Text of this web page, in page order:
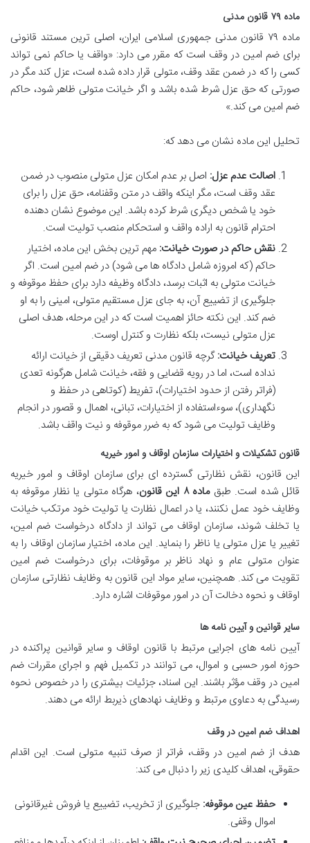
ماده ۷۹ قانون مدنی
ماده ۷۹ قانون مدنی جمهوری اسلامی ایران، اصلی ترین مستند قانونی
برای ضم امین در وقف است که مقرر می دارد: «واقف یا حاکم نمی تواند
کسی را که در ضمن عقد وقف، متولی قرار داده شده است، عزل کند مگر در
صورتی که حق عزل شرط شده باشد و اگر خیانت متولی ظاهر شود، حاکم
ضم امین می کند.»
تحلیل این ماده نشان می دهد که:
اصالت عدم عزل: اصل بر عدم امکان عزل متولی منصوب در ضمن
عقد وقف است، مگر اینکه واقف در متن وقفنامه، حق عزل را برای
خود یا شخص دیگری شرط کرده باشد. این موضوع نشان دهنده
احترام قانون به اراده واقف و استحکام منصب تولیت است.
نقش حاکم در صورت خیانت: مهم ترین بخش این ماده، اختیار
حاکم (که امروزه شامل دادگاه ها می شود) در ضم امین است. اگر
خیانت متولی به اثبات برسد، دادگاه وظیفه دارد برای حفظ موقوفه و
جلوگیری از تضییع آن، به جای عزل مستقیم متولی، امینی را به او
ضم کند. این نکته حائز اهمیت است که در این مرحله، هدف اصلی
عزل متولی نیست، بلکه نظارت و کنترل اوست.
تعریف خیانت:گرچه قانون مدنی تعریف دقیقی از خیانت ارائه
نداده است، اما در رویه قضایی و فقه، خیانت شامل هرگونه تعدی
(فراتر رفتن از حدود اختیارات)، تفریط (کوتاهی در حفظ و
نگهداری)، سوءاستفاده از اختیارات، تبانی، اهمال و قصور در انجام
وظایف تولیت می شود که به ضرر موقوفه و نیت واقف باشد.
قانون تشکیلات و اختیارات سازمان اوقاف و امور خیریه
این قانون، نقش نظارتی گسترده ای برای سازمان اوقاف و امور خیریه
قائل شده است. طبقماده ۸ این قانون
، هرگاه متولی یا نظار موقوفه به
وظایف خود عمل نکنند، یا در اعمال نظارت یا تولیت خود مرتکب خیانت
یا تخلف شوند، سازمان اوقاف می تواند از دادگاه درخواست ضم امین،
تغییر یا عزل متولی یا ناظر را بنماید. این ماده، اختیار سازمان اوقاف را به
عنوان متولی عام و نهاد ناظر بر موقوفات، برای درخواست ضم امین
تقویت می کند. همچنین، سایر مواد این قانون به وظایف نظارتی سازمان
اوقاف و نحوه دخالت آن در امور موقوفات اشاره دارد.
سایر قوانین و آیین نامه ها
آیین نامه های اجرایی مرتبط با قانون اوقاف و سایر قوانین پراکنده در
حوزه امور حسبی و اموال، می توانند در تکمیل فهم و اجرای مقررات ضم
امین در وقف مؤثر باشند. این اسناد، جزئیات بیشتری را در خصوص نحوه
رسیدگی به دعاوی مرتبط و وظایف نهادهای ذیربط ارائه می دهند.
اهداف ضم امین در وقف
هدف از ضم امین در وقف، فراتر از صرف تنبیه متولی است. این اقدام
حقوقی، اهداف کلیدی زیر را دنبال می کند:
حفظ عین موقوفه: جلوگیری از تخریب، تضییع یا فروش غیرقانونی
اموال وقفی.